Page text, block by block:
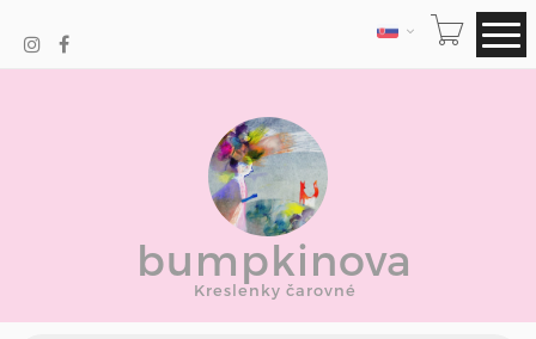
JAZYK
bumpkinova
Kreslenky čarovné